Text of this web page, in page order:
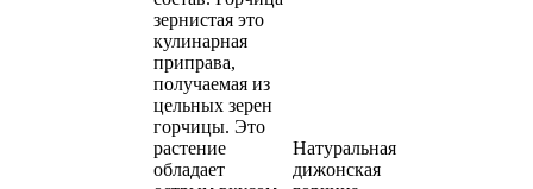
зернистая это
кулинарная
приправа,
получаемая из
цельных зерен
горчицы. Это
растение
обладает
Натуральная
дижонская